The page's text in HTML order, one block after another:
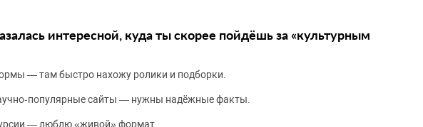
интересной, куда ты скорее пойдёшь за «культурным
— там быстро нахожу ролики и подборки.
сайты — нужны надёжные факты.
— люблю «живой» формат.